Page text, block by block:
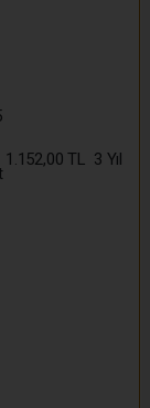
1.152,00 TL 3 Yıl